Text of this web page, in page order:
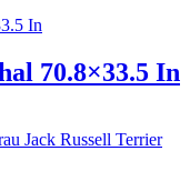
70.8×33.5 In